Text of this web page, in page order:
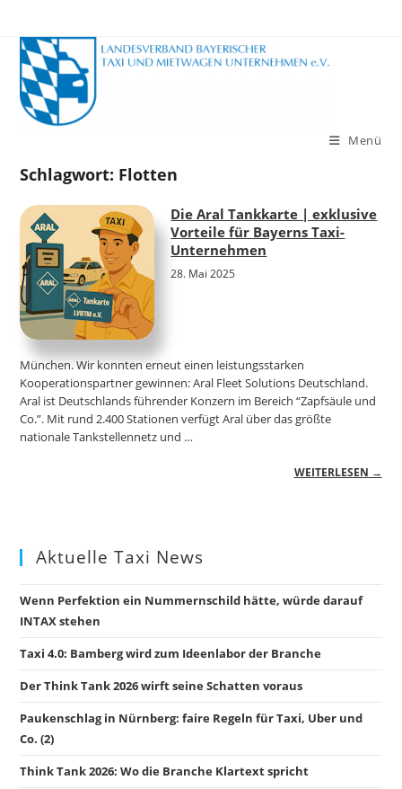
Inhalt
springen
Menü
Schlagwort: Flotten
Die Aral Tankkarte | exklusive
Vorteile für Bayerns Taxi-
Unternehmen
28. Mai 2025
München. Wir konnten erneut einen leistungsstarken
Kooperationspartner gewinnen: Aral Fleet Solutions Deutschland.
Aral ist Deutschlands führender Konzern im Bereich “Zapfsäule und
Co.”. Mit rund 2.400 Stationen verfügt Aral über das größte
nationale Tankstellennetz und …
WEITERLESEN →
Aktuelle Taxi News
Wenn Perfektion ein Nummernschild hätte, würde darauf
INTAX stehen
Taxi 4.0: Bamberg wird zum Ideenlabor der Branche
Der Think Tank 2026 wirft seine Schatten voraus
Paukenschlag in Nürnberg: faire Regeln für Taxi, Uber und
Co. (2)
Think Tank 2026: Wo die Branche Klartext spricht